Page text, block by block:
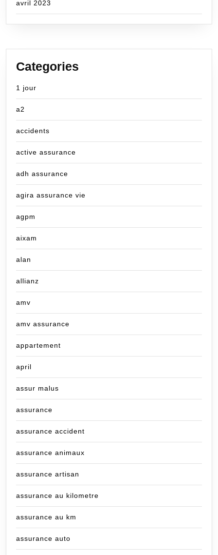
avril 2023
Categories
1 jour
a2
accidents
active assurance
adh assurance
agira assurance vie
agpm
aixam
alan
allianz
amv
amv assurance
appartement
april
assur malus
assurance
assurance accident
assurance animaux
assurance artisan
assurance au kilometre
assurance au km
assurance auto